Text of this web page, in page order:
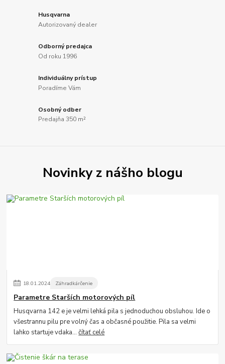
Husqvarna
Autorizovaný dealer
Odborný predajca
Od roku 1996
Individuálny prístup
Poradíme Vám
Osobný odber
Predajňa 350 m²
Novinky z nášho blogu
18.01.2024 Záhradkárčenie
Parametre Starších motorových píl
Husqvarna 142 e je velmi lehká pila s jednoduchou obsluhou. Ide o
všestrannu pilu pre volný čas a občasné použitie. Pila sa velmi
lahko startuje vdaka...čítať celé